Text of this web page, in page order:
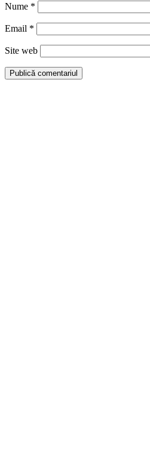
Nume *
Email *
Site web